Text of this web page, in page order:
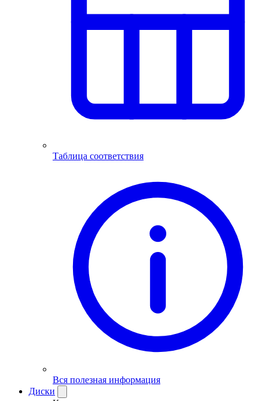
Таблица соответствия
Вся полезная информация
Диски